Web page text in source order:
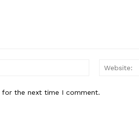
Email:*
for the next time I comment.